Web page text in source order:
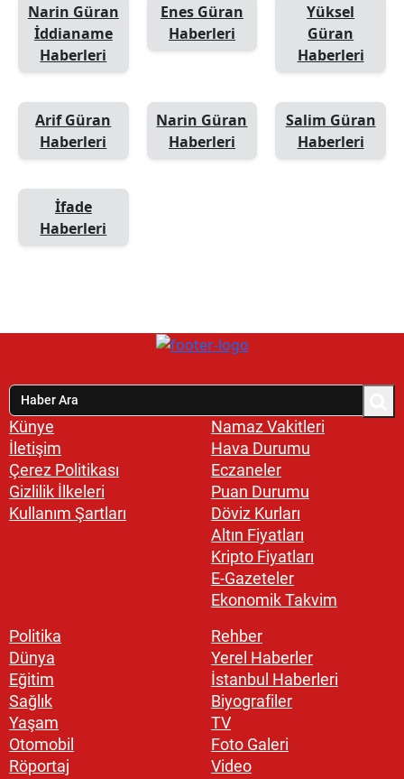
Narin Güran
İddianame
Haberleri
Enes Güran
Haberleri
Yüksel
Güran
Haberleri
Arif Güran
Haberleri
Narin Güran
Haberleri
Salim Güran
Haberleri
İfade
Haberleri
Künye
İletişim
Çerez Politikası
Gizlilik İlkeleri
Kullanım Şartları
Namaz Vakitleri
Hava Durumu
Eczaneler
Puan Durumu
Döviz Kurları
Altın Fiyatları
Kripto Fiyatları
E-Gazeteler
Ekonomik Takvim
Politika
Dünya
Eğitim
Sağlık
Yaşam
Otomobil
Röportaj
Rehber
Yerel Haberler
İstanbul Haberleri
Biyografiler
TV
Foto Galeri
Video